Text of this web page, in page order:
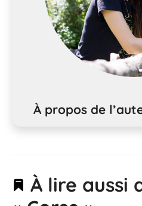
À propos de
À lire aussi